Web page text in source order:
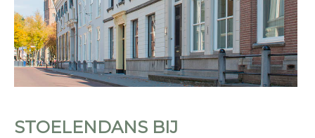
STOELENDANS BIJ